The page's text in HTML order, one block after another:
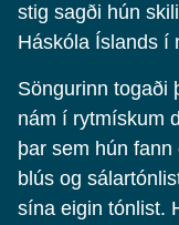
stig sagði hún
Háskóla Íslands
Söngurinn togaði
nám í rytmískum
þar sem hún
blús og
sína eigin tónlist.